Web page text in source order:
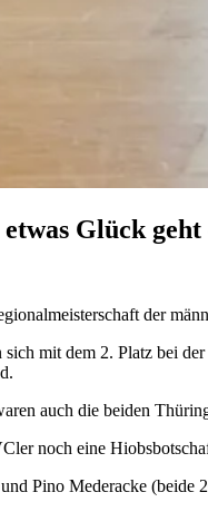
Glück geht
der
mit dem 2. Platz bei
auch die beiden
noch eine
Pino Mederacke